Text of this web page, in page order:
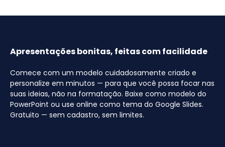
Apresentações bonitas, feitas com facilidade
Comece com um modelo cuidadosamente criado e
personalize em minutos — para que você possa focar nas
suas ideias, não na formatação. Baixe como modelo do
PowerPoint ou use online como tema do Google Slides.
Gratuito — sem cadastro, sem limites.